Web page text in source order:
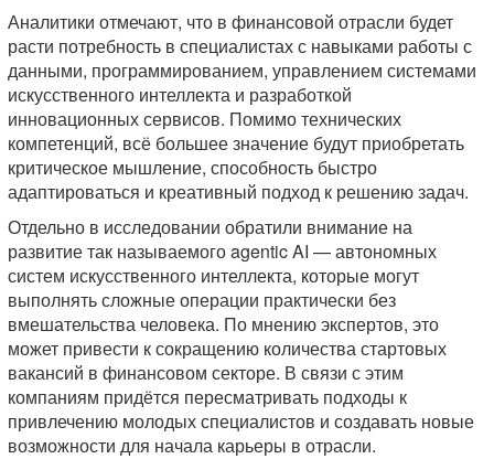
Аналитики отмечают, что в финансовой отрасли будет
расти потребность в специалистах с навыками работы с
данными, программированием, управлением системами
искусственного интеллекта и разработкой
инновационных сервисов. Помимо технических
компетенций, всё большее значение будут приобретать
критическое мышление, способность быстро
адаптироваться и креативный подход к решению задач.
Отдельно в исследовании обратили внимание на
развитие так называемого agentic AI — автономных
систем искусственного интеллекта, которые могут
выполнять сложные операции практически без
вмешательства человека. По мнению экспертов, это
может привести к сокращению количества стартовых
вакансий в финансовом секторе. В связи с этим
компаниям придётся пересматривать подходы к
привлечению молодых специалистов и создавать новые
возможности для начала карьеры в отрасли.